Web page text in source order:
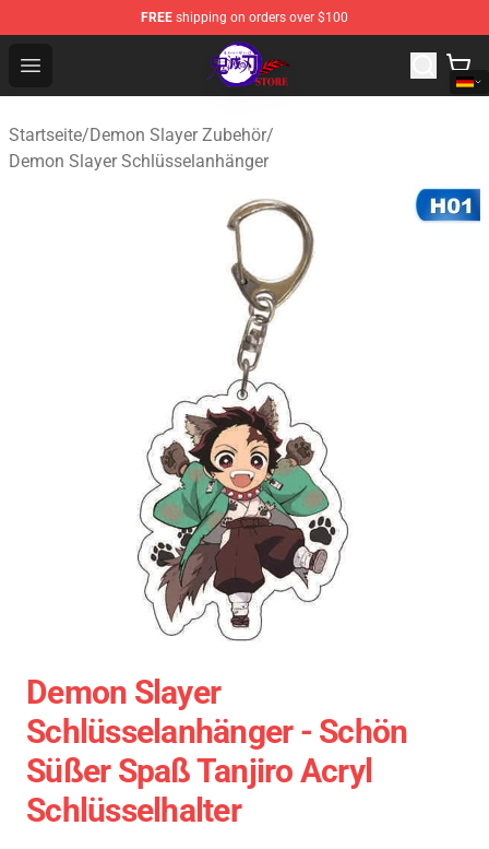
FREE shipping on orders over $100
Open menu
Kimetsu no Yaiba Store - Official Kimetsu no Yaiba
Startseite/Demon Slayer Zubehör/
Demon Slayer Schlüsselanhänger
Demon Slayer
Schlüsselanhänger - Schön
Süßer Spaß Tanjiro Acryl
Schlüsselhalter